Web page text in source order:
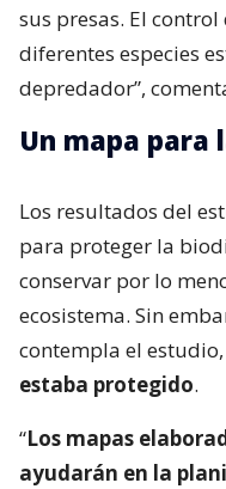
sus presas. El
diferentes especies
depredador”,
Un mapa para
Los resultados del
para proteger la
conservar por lo
ecosistema. Sin
contempla el
estaba protegido.
“Los mapas
ayudarán en la